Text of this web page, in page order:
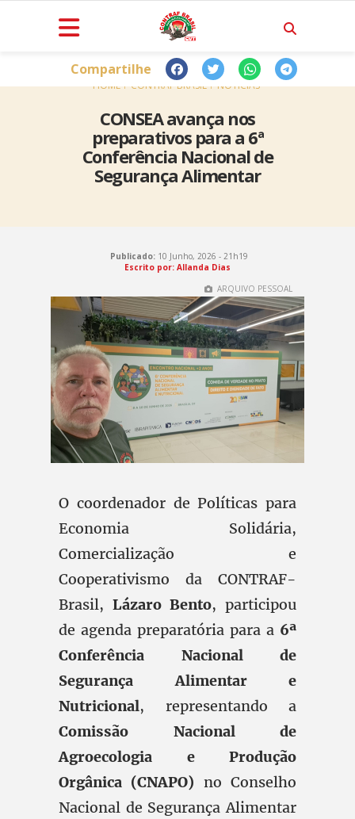
HOME CONTRAF BRASIL NOTÍCIAS
CONSEA avança nos
preparativos para a 6ª
Conferência Nacional de
Segurança Alimentar
Compartilhe
Publicado:10 Junho, 2026 - 21h19
Escrito por: Allanda Dias
ARQUIVO PESSOAL
O coordenador de Políticas para
Economia Solidária,
Comercialização e
Cooperativismo da CONTRAF-
Brasil, Lázaro Bento, participou
de agenda preparatória para a 6ª
Conferência Nacional de
Segurança Alimentar e
Nutricional, representando a
Comissão Nacional de
Agroecologia e Produção
Orgânica (CNAPO) no Conselho
Nacional de Segurança Alimentar